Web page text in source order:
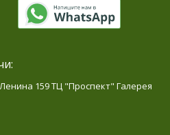
Ленина 159 ТЦ "Проспект" Галерея